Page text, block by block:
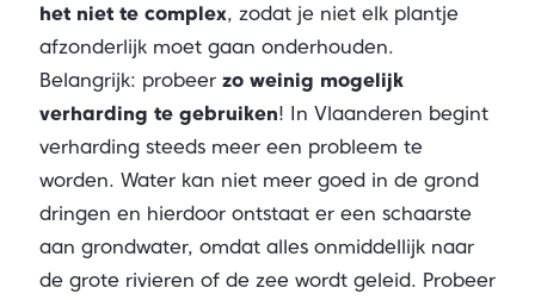
het niet te complex, zodat je niet elk plantje
afzonderlijk moet gaan onderhouden.
Belangrijk: probeer zo weinig mogelijk
verharding te gebruiken! In Vlaanderen begint
verharding steeds meer een probleem te
worden. Water kan niet meer goed in de grond
dringen en hierdoor ontstaat er een schaarste
aan grondwater, omdat alles onmiddellijk naar
de grote rivieren of de zee wordt geleid. Probeer